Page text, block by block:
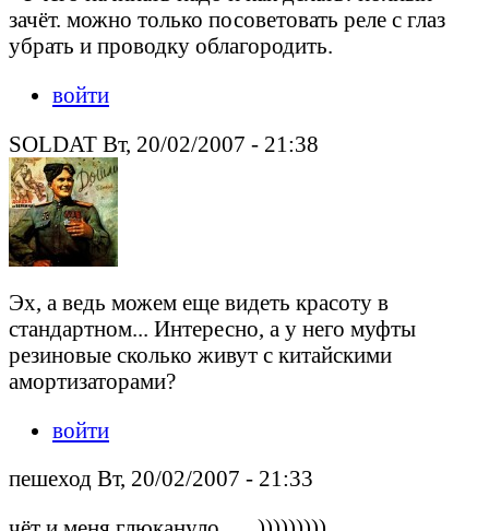
зачёт. можно только посоветовать реле с глаз
убрать и проводку облагородить.
войти
SOLDAT Вт, 20/02/2007 - 21:38
Эх, а ведь можем еще видеть красоту в
стандартном... Интересно, а у него муфты
резиновые сколько живут с китайскими
амортизаторами?
войти
пешеход Вт, 20/02/2007 - 21:33